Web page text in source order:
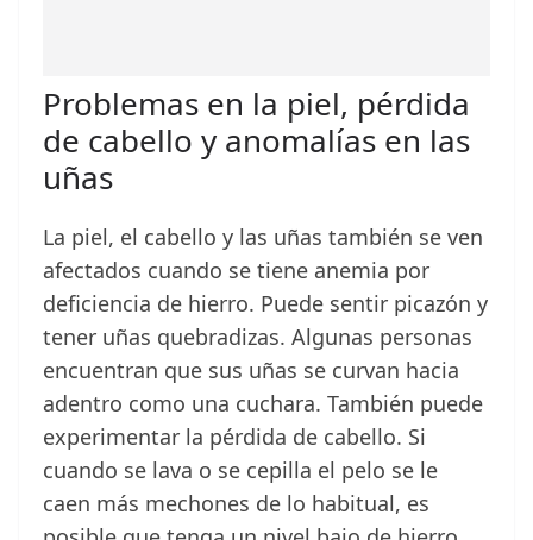
Problemas en la piel, pérdida
de cabello y anomalías en las
uñas
La piel, el cabello y las uñas también se ven
afectados cuando se tiene anemia por
deficiencia de hierro. Puede sentir picazón y
tener uñas quebradizas. Algunas personas
encuentran que sus uñas se curvan hacia
adentro como una cuchara. También puede
experimentar la pérdida de cabello. Si
cuando se lava o se cepilla el pelo se le
caen más mechones de lo habitual, es